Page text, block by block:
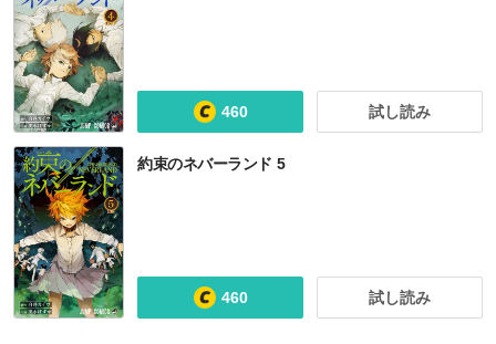
460 試し読み
約束のネバーランド 5
460 試し読み